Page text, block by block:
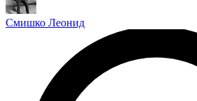
Смишко Леонид